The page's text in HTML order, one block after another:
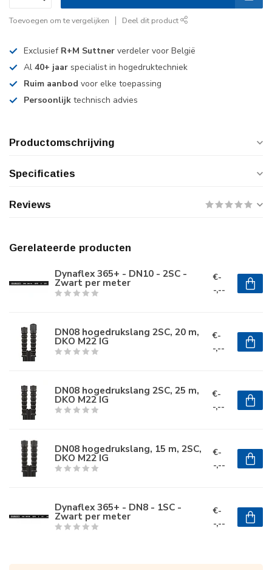
Toevoegen om te vergelijken Deel dit product
Exclusief R+M Suttner verdeler voor België
Al 40+ jaar specialist in hogedruktechniek
Ruim aanbod voor elke toepassing
Persoonlijk technisch advies
Productomschrijving
Specificaties
Reviews
Gerelateerde producten
Dynaflex 365+ - DN10 - 2SC -
Zwart per meter
€-
-,--
DN08 hogedrukslang 2SC, 20 m,
DKO M22 IG
€-
-,--
DN08 hogedrukslang 2SC, 25 m,
DKO M22 IG
€-
-,--
DN08 hogedrukslang, 15 m, 2SC,
DKO M22 IG
€-
-,--
Dynaflex 365+ - DN8 - 1SC -
Zwart per meter
€-
-,--